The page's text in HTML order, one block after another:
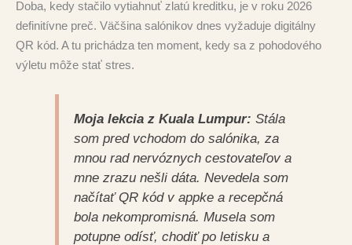
Doba, kedy stačilo vytiahnuť zlatú kreditku, je v roku 2026
definitívne preč. Väčšina salónikov dnes vyžaduje digitálny
QR kód. A tu prichádza ten moment, kedy sa z pohodového
výletu môže stať stres.
Moja lekcia z Kuala Lumpur: Stála
som pred vchodom do salónika, za
mnou rad nervóznych cestovateľov a
mne zrazu nešli dáta. Nevedela som
načítať QR kód v appke a recepčná
bola nekompromisná. Musela som
potupne odísť, chodiť po letisku a